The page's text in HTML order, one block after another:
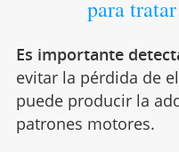
para
Es importante
evitar la pérdida de
puede producir la
patrones motores.